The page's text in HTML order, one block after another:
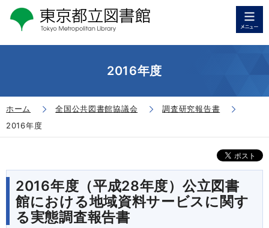
2016年度
ホーム 全国公共図書館協議会
調査研究報告書
2016年度
2016年度（平成28年度）公立図書
館における地域資料サービスに関す
る実態調査報告書